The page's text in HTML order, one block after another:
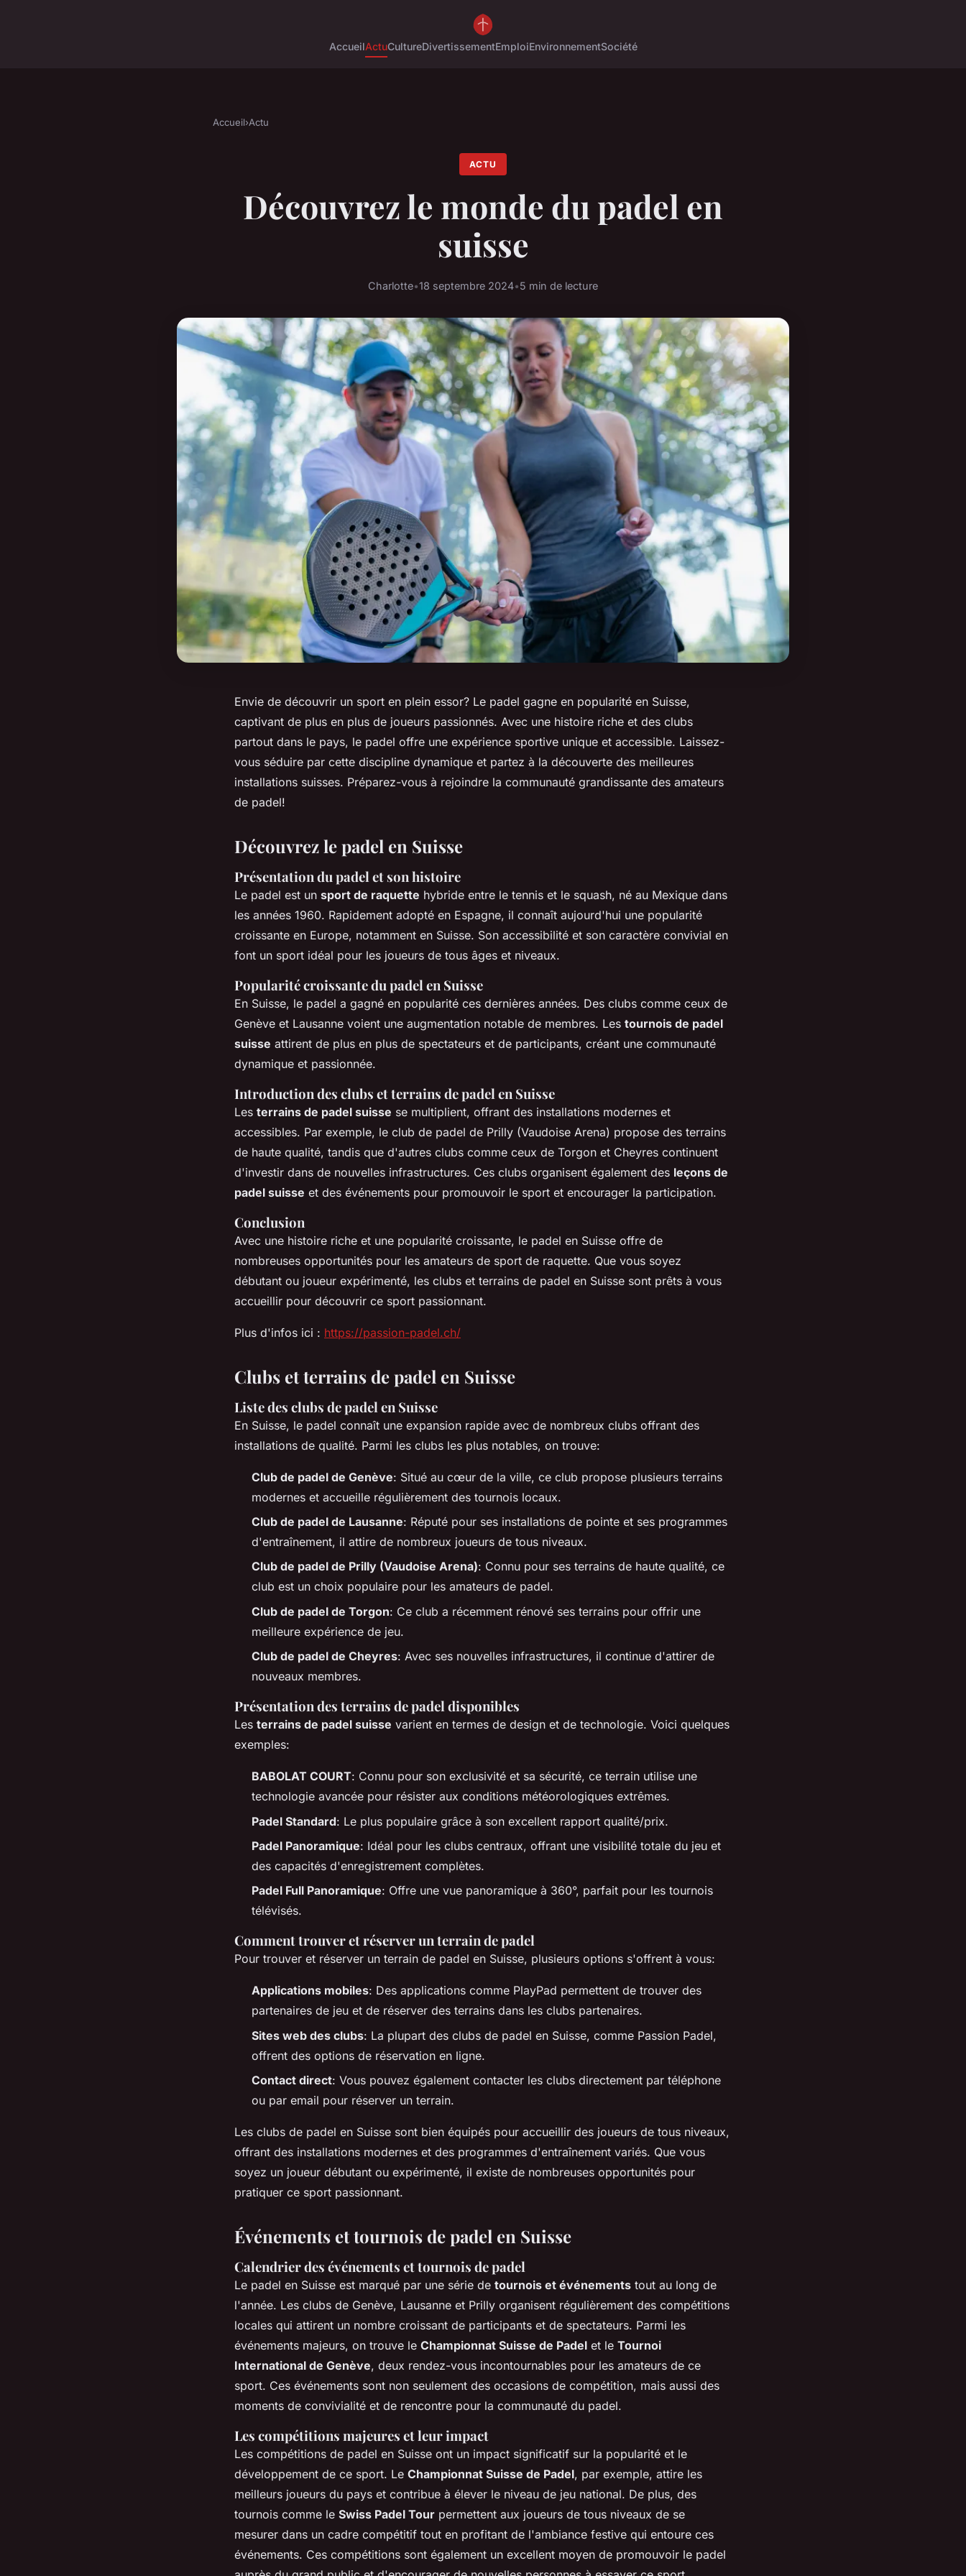
AccueilActuCultureDivertissementEmploiEnvironnementSociété
Accueil›Actu
ACTU
Découvrez le monde du padel en
suisse
Charlotte•18 septembre 2024•5 min de lecture
Envie de découvrir un sport en plein essor? Le padel gagne en popularité en Suisse,
captivant de plus en plus de joueurs passionnés. Avec une histoire riche et des clubs
partout dans le pays, le padel offre une expérience sportive unique et accessible. Laissez-
vous séduire par cette discipline dynamique et partez à la découverte des meilleures
installations suisses. Préparez-vous à rejoindre la communauté grandissante des amateurs
de padel!
Découvrez le padel en Suisse
Présentation du padel et son histoire
Le padel est un sport de raquette hybride entre le tennis et le squash, né au Mexique dans
les années 1960. Rapidement adopté en Espagne, il connaît aujourd'hui une popularité
croissante en Europe, notamment en Suisse. Son accessibilité et son caractère convivial en
font un sport idéal pour les joueurs de tous âges et niveaux.
Popularité croissante du padel en Suisse
En Suisse, le padel a gagné en popularité ces dernières années. Des clubs comme ceux de
Genève et Lausanne voient une augmentation notable de membres. Les tournois de padel
suisse attirent de plus en plus de spectateurs et de participants, créant une communauté
dynamique et passionnée.
Introduction des clubs et terrains de padel en Suisse
Les terrains de padel suisse se multiplient, offrant des installations modernes et
accessibles. Par exemple, le club de padel de Prilly (Vaudoise Arena) propose des terrains
de haute qualité, tandis que d'autres clubs comme ceux de Torgon et Cheyres continuent
d'investir dans de nouvelles infrastructures. Ces clubs organisent également des leçons de
padel suisse et des événements pour promouvoir le sport et encourager la participation.
Conclusion
Avec une histoire riche et une popularité croissante, le padel en Suisse offre de
nombreuses opportunités pour les amateurs de sport de raquette. Que vous soyez
débutant ou joueur expérimenté, les clubs et terrains de padel en Suisse sont prêts à vous
accueillir pour découvrir ce sport passionnant.
Plus d'infos ici : https://passion-padel.ch/
Clubs et terrains de padel en Suisse
Liste des clubs de padel en Suisse
En Suisse, le padel connaît une expansion rapide avec de nombreux clubs offrant des
installations de qualité. Parmi les clubs les plus notables, on trouve:
Club de padel de Genève: Situé au cœur de la ville, ce club propose plusieurs terrains
modernes et accueille régulièrement des tournois locaux.
Club de padel de Lausanne: Réputé pour ses installations de pointe et ses programmes
d'entraînement, il attire de nombreux joueurs de tous niveaux.
Club de padel de Prilly (Vaudoise Arena): Connu pour ses terrains de haute qualité, ce
club est un choix populaire pour les amateurs de padel.
Club de padel de Torgon: Ce club a récemment rénové ses terrains pour offrir une
meilleure expérience de jeu.
Club de padel de Cheyres: Avec ses nouvelles infrastructures, il continue d'attirer de
nouveaux membres.
Présentation des terrains de padel disponibles
Les terrains de padel suisse varient en termes de design et de technologie. Voici quelques
exemples:
BABOLAT COURT: Connu pour son exclusivité et sa sécurité, ce terrain utilise une
technologie avancée pour résister aux conditions météorologiques extrêmes.
Padel Standard: Le plus populaire grâce à son excellent rapport qualité/prix.
Padel Panoramique: Idéal pour les clubs centraux, offrant une visibilité totale du jeu et
des capacités d'enregistrement complètes.
Padel Full Panoramique: Offre une vue panoramique à 360°, parfait pour les tournois
télévisés.
Comment trouver et réserver un terrain de padel
Pour trouver et réserver un terrain de padel en Suisse, plusieurs options s'offrent à vous:
Applications mobiles: Des applications comme PlayPad permettent de trouver des
partenaires de jeu et de réserver des terrains dans les clubs partenaires.
Sites web des clubs: La plupart des clubs de padel en Suisse, comme Passion Padel,
offrent des options de réservation en ligne.
Contact direct: Vous pouvez également contacter les clubs directement par téléphone
ou par email pour réserver un terrain.
Les clubs de padel en Suisse sont bien équipés pour accueillir des joueurs de tous niveaux,
offrant des installations modernes et des programmes d'entraînement variés. Que vous
soyez un joueur débutant ou expérimenté, il existe de nombreuses opportunités pour
pratiquer ce sport passionnant.
Événements et tournois de padel en Suisse
Calendrier des événements et tournois de padel
Le padel en Suisse est marqué par une série de tournois et événements tout au long de
l'année. Les clubs de Genève, Lausanne et Prilly organisent régulièrement des compétitions
locales qui attirent un nombre croissant de participants et de spectateurs. Parmi les
événements majeurs, on trouve le Championnat Suisse de Padel et le Tournoi
International de Genève, deux rendez-vous incontournables pour les amateurs de ce
sport. Ces événements sont non seulement des occasions de compétition, mais aussi des
moments de convivialité et de rencontre pour la communauté du padel.
Les compétitions majeures et leur impact
Les compétitions de padel en Suisse ont un impact significatif sur la popularité et le
développement de ce sport. Le Championnat Suisse de Padel, par exemple, attire les
meilleurs joueurs du pays et contribue à élever le niveau de jeu national. De plus, des
tournois comme le Swiss Padel Tour permettent aux joueurs de tous niveaux de se
mesurer dans un cadre compétitif tout en profitant de l'ambiance festive qui entoure ces
événements. Ces compétitions sont également un excellent moyen de promouvoir le padel